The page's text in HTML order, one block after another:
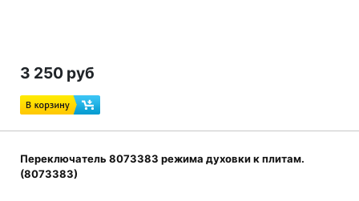
3 250 руб
Переключатель 8073383 режима духовки к плитам.
(8073383)